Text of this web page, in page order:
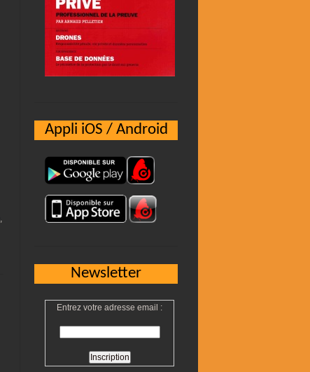
,
Appli iOS / Android
Newsletter
Entrez votre adresse email :